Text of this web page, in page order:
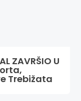
ZAVRŠIO U
Trebižata